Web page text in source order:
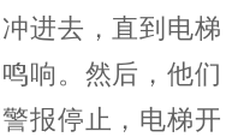
进去，直到电梯
响。然后，他们
报停止，电梯开